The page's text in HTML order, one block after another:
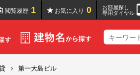
閲覧履歴 1 お気に入り 0
お部屋探し
専用ダイヤル
第一大島ビル